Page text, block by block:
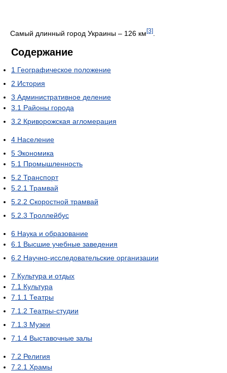
Самый длинный город Украины – 126 км[3]
Содержание
1 Географическое положение
2 История
3 Административное деление
3.1 Районы города
3.2 Криворожская агломерация
4 Население
5 Экономика
5.1 Промышленность
5.2 Транспорт
5.2.1 Трамвай
5.2.2 Скоростной трамвай
5.2.3 Троллейбус
6 Наука и образование
6.1 Высшие учебные заведения
6.2 Научно-исследовательские организации
7 Культура и отдых
7.1 Культура
7.1.1 Театры
7.1.2 Театры-студии
7.1.3 Музеи
7.1.4 Выставочные залы
7.2 Религия
7.2.1 Храмы